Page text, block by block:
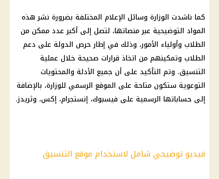
كما ناشدت الوزارة وسائل الإعلام المختلفة بضرورة نشر هذه
المواد التوضيحية عبر منصاتها، لتصل إلى أكبر عدد ممكن من
الطلاب وأولياء الأمور، وذلك في إطار حرص الدولة على دعم
الطلاب وتمكينهم من اتخاذ قرارات صحيحة خلال عملية
التنسيق. وتم التأكيد على أن جميع الأدلة والمحتويات
التوعوية ستكون متاحة على الموقع الرسمي للوزارة، بالإضافة
إلى حساباتها الرسمية على فيسبوك، إنستجرام، إكس، وثريدز.
فيديو توضيحي شامل لاستخدام موقع التنسيق